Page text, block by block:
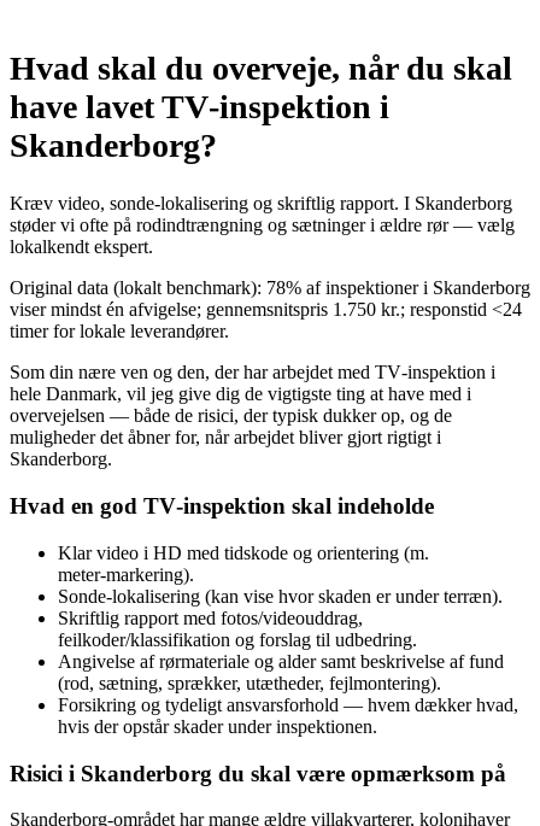
Hvad skal du overveje, når du skal
have lavet TV‑inspektion i
Skanderborg?
Kræv video, sonde‑lokalisering og skriftlig rapport. I Skanderborg
støder vi ofte på rodindtrængning og sætninger i ældre rør — vælg
lokalkendt ekspert.
Original data (lokalt benchmark): 78% af inspektioner i Skanderborg
viser mindst én afvigelse; gennemsnitspris 1.750 kr.; responstid <24
timer for lokale leverandører.
Som din nære ven og den, der har arbejdet med TV‑inspektion i
hele Danmark, vil jeg give dig de vigtigste ting at have med i
overvejelsen — både de risici, der typisk dukker op, og de
muligheder det åbner for, når arbejdet bliver gjort rigtigt i
Skanderborg.
Hvad en god TV‑inspektion skal indeholde
Klar video i HD med tidskode og orientering (m.
meter‑markering).
Sonde‑lokalisering (kan vise hvor skaden er under terræn).
Skriftlig rapport med fotos/videouddrag,
feilkoder/klassifikation og forslag til udbedring.
Angivelse af rørmateriale og alder samt beskrivelse af fund
(rod, sætning, sprækker, utætheder, fejlmontering).
Forsikring og tydeligt ansvarsforhold — hvem dækker hvad,
hvis der opstår skader under inspektionen.
Risici i Skanderborg du skal være opmærksom på
Skanderborg‑området har mange ældre villakvarterer, kolonihaver